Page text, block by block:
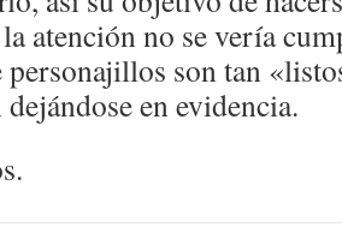
atención no se vería
son tan
dejándose en evidencia.